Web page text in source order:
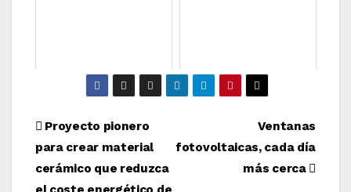
Navegación
de
Ventanas
fotovoltaicas, cada día
más cerca
Proyecto pionero
para crear material
cerámico que reduzca